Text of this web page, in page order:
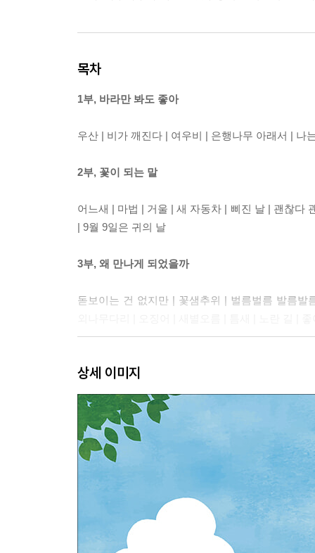
목차
1부, 바라만 봐도 좋아
우산 | 비가 깨진다 | 여우비 | 은행나무 아래서 | 나
2부, 꽃이 되는 말
어느새 | 마법 | 거울 | 새 자동차 | 삐진 날 | 괜찮다
| 9월 9일은 귀의 날
3부, 왜 만나게 되었을까
돋보이는 건 없지만 | 꽃샘추위 | 벌름벌름 발름
바람도 꼬리가 있구나 | 인생 | 주인 | 냉큼 주워 담
창문이 웃는다 | 나무의 말 | 졸업식 | 눈 내린 날
시인의 말
상세 이미지